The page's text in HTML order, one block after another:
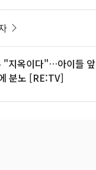
"지옥이다"…아이들 앞
분노 [RE:TV]